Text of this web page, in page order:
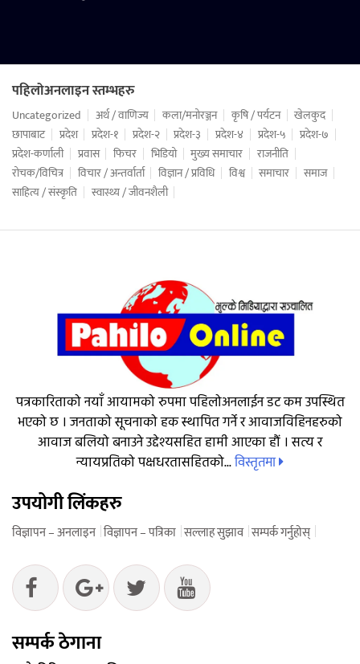
पहिलोअनलाइन स्तम्भहरु
Uncategorized अर्थ / वाणिज्य कला/मनोरञ्जन कृषि / पर्यटन
खेलकुद
छापाबाट
प्रदेश प्रदेश-१ प्रदेश-२ प्रदेश-३ प्रदेश-४ प्रदेश-५
प्रदेश-७
प्रदेश-कर्णाली
प्रवास फिचर भिडियो मुख्य समाचार
राजनीति
रोचक/विचित्र
विचार / अन्तर्वार्ता विज्ञान / प्रविधि विश्व समाचार
समाज
साहित्य / संस्कृति
स्वास्थ्य / जीवनशैली
पत्रकारिताको नयाँ आयामको रुपमा पहिलोअनलाईन डट कम उपस्थित
भएको छ । जनताको सूचनाको हक स्थापित गर्ने र आवाजविहिनहरुको
आवाज बलियो बनाउने उद्देश्यसहित हामी आएका हौं । सत्य र
न्यायप्रतिको पक्षधरतासहितको...विस्तृतमा
उपयोगी लिंकहरु
विज्ञापन – अनलाइन विज्ञापन – पत्रिका सल्लाह सुझाव सम्पर्क गर्नुहोस्
सम्पर्क ठेगाना